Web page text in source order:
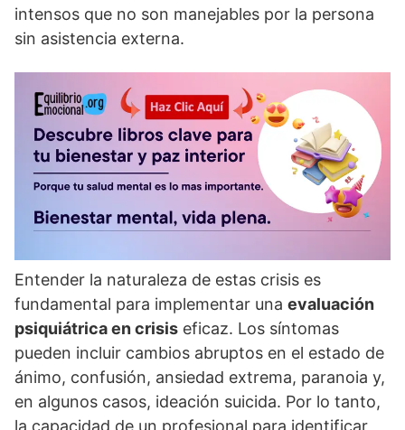
intensos que no son manejables por la persona
sin asistencia externa.
Entender la naturaleza de estas crisis es
fundamental para implementar una evaluación
psiquiátrica en crisis eficaz. Los sí­ntomas
pueden incluir cambios abruptos en el estado de
ánimo, confusión, ansiedad extrema, paranoia y,
en algunos casos, ideación suicida. Por lo tanto,
la capacidad de un profesional para identificar